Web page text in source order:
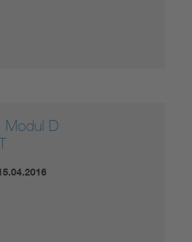
Modul D